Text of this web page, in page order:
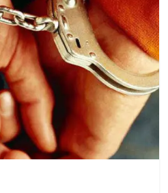
सरकार
को ग्रीन जोन में
गृह मंत्रालय
लॉकडाउन: गृह मंत्रालय
होंगी विशेष ट्रेनें: